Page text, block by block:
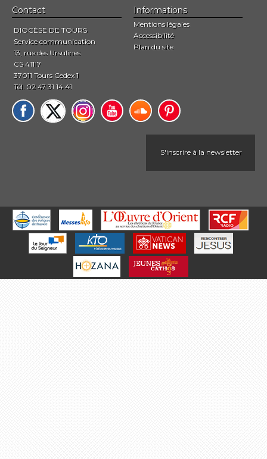
Contact
DIOCÈSE DE TOURS
Service communication
13, rue des Ursulines
CS 41117
37011 Tours Cedex 1
Tél. 02 47 31 14 41
Informations
Mentions légales
Accessibilité
Plan du site
S'inscrire à la newsletter